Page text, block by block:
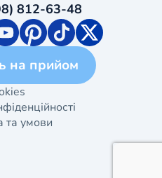
812-63-48
на прийом
та умови